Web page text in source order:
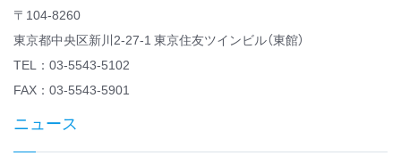
〒104-8260
東京都中央区新川2-27-1 東京住友ツインビル（東館）
TEL：03-5543-5102
FAX：03-5543-5901
ニュース